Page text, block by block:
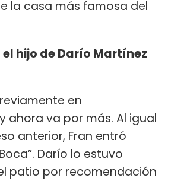
la casa más famosa del
hijo de Darío Martínez
en
y ahora va por más. Al igual
anterior, Fran entró
Darío lo estuvo
patio por recomendación